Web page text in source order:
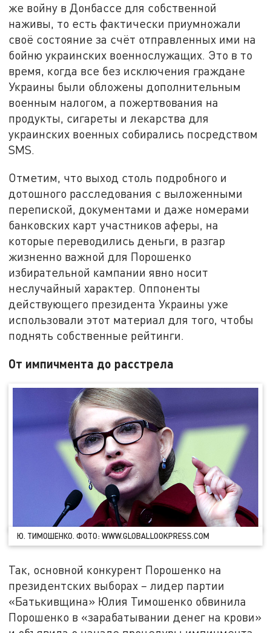
же войну в Донбассе для собственной
наживы, то есть фактически приумножали
своё состояние за счёт отправленных ими на
бойню украинских военнослужащих. Это в то
время, когда все без исключения граждане
Украины были обложены дополнительным
военным налогом, а пожертвования на
продукты, сигареты и лекарства для
украинских военных собирались посредством
SMS.
Отметим, что выход столь подробного и
дотошного расследования с выложенными
перепиской, документами и даже номерами
банковских карт участников аферы, на
которые переводились деньги, в разгар
жизненно важной для Порошенко
избирательной кампании явно носит
неслучайный характер. Оппоненты
действующего президента Украины уже
использовали этот материал для того, чтобы
поднять собственные рейтинги.
От импичмента до расстрела
Ю. ТИМОШЕНКО. ФОТО: WWW.GLOBALLOOKPRESS.COM
Так, основной конкурент Порошенко на
президентских выборах – лидер партии
«Батькивщина» Юлия Тимошенко обвинила
Порошенко в «зарабатывании денег на крови»